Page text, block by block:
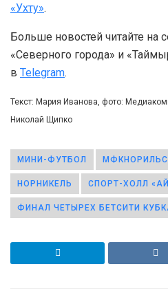
«Ухту».
Больше новостей читайте на
«Северного города» и
в Telegram.
Текст: Мария Иванова, фото:
Николай Щипко
МИНИ-ФУТБОЛ
НОРНИКЕЛЬ СПОРТ-ХОЛЛ
ФИНАЛ ЧЕТЫРЕХ БЕТСИТИ